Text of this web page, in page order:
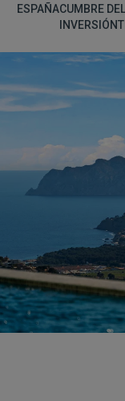
ESPAÑACUMBRE
INVERSIÓN